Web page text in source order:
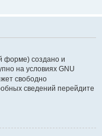
форме) создано и
на условиях GNU
свободно
сведений перейдите